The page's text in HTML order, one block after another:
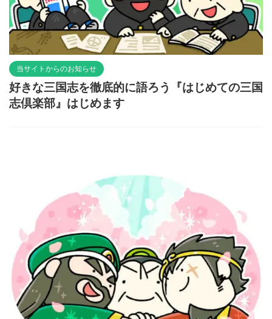
当サイトからのお知らせ
好きな三国志を徹底的に語ろう『はじめての三国
志倶楽部』はじめます